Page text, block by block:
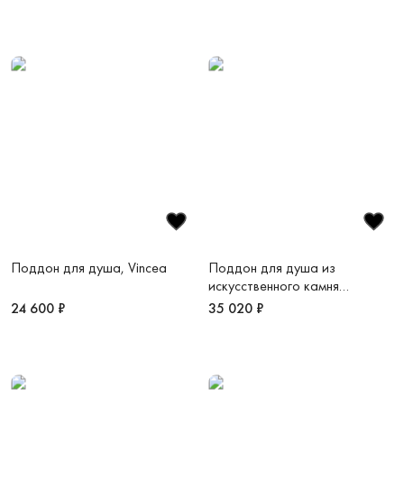
Поддон для душа, Vincea
24 600 ₽
Поддон для душа из
искусственного камня
1000х1200х25 антрацит VST-
35 020 ₽